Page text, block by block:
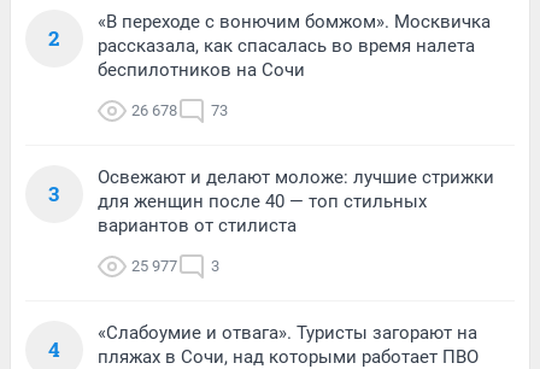
2
«В переходе с вонючим бомжом». Москвичка
рассказала, как спасалась во время налета
беспилотников на Сочи
26 678 73
3
Освежают и делают моложе: лучшие стрижки
для женщин после 40 — топ стильных
вариантов от стилиста
25 977 3
4
«Слабоумие и отвага». Туристы загорают на
пляжах в Сочи, над которыми работает ПВО